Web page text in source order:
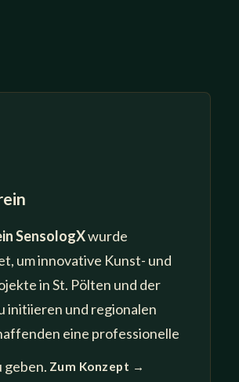
SensologXwurde
um innovative Kunst- und
in St. Pölten und der
initiieren und regionalen
eine professionelle
geben. Zum Konzept →